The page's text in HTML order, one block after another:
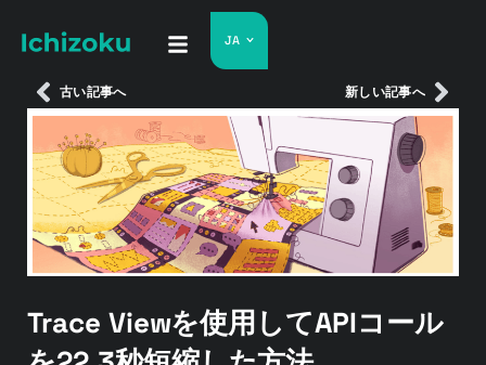
JA
古い記事へ 新しい記事へ
Trace Viewを使用してAPIコール